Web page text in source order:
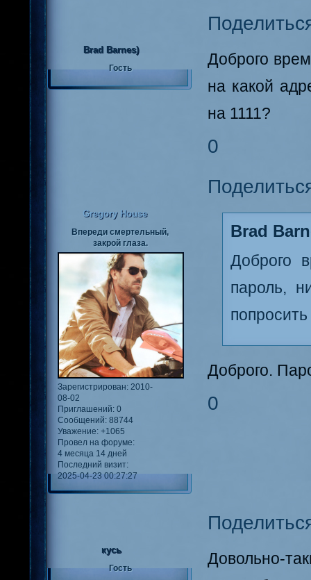
Brad Barnes)
Гость
Доброго
на какой
на 1111?
0
Gregory House
Впереди смертельный,
закрой глаза.
Зарегистрирован: 2010-
08-02
Приглашений: 0
Сообщений: 88744
Уважение: +1065
Провел на форуме:
4 месяца 14 дней
Последний визит:
2025-04-23 00:27:27
Brad
Доброго
пароль,
Доброго.
0
кусь
Гость
Довольно-